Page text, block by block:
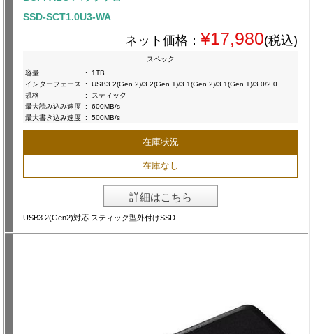
SSD-SCT1.0U3-WA
ネット価格： ¥17,980(税込)
スペック
容量
:
1TB
インターフェース
:
USB3.2(Gen 2)/3.2(Gen 1)/3.1(Gen 2)/3.1(Gen 1)/3.0/2.0
規格
:
スティック
最大読み込み速度 :
600MB/s
最大書き込み速度 : 500MB/s
在庫状況
在庫なし
詳細はこちら
USB3.2(Gen2)対応 スティック型外付けSSD